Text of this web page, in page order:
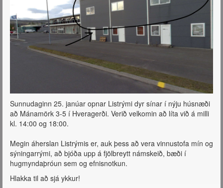
Sunnudaginn 25. janúar opnar Listrými dyr sínar í nýju húsnæði
að Mánamörk 3-5 í Hveragerði. Verið velkomin að líta við á milli
kl. 14:00 og 18:00.
Megin áherslan Listrýmis er, auk þess að vera vinnustofa mín og
sýningarrými, að bjóða upp á fjölbreytt námskeið, bæði í
hugmyndaþróun sem og efnisnotkun.
Hlakka til að sjá ykkur!